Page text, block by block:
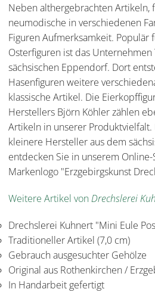
Neben althergebrachten Artikeln,
neumodische in verschiedenen
Figuren Aufmerksamkeit. Populär
Osterfiguren ist das
sächsischen Eppendorf. Dort
Hasenfiguren weitere
klassische Artikel. Die
Herstellers Björn Köhler zählen
Artikeln in unserer Produktvielfalt.
kleinere Hersteller aus dem
entdecken Sie in unserem
Markenlogo "Erzgebirgskunst
Weitere Artikel vonDrechslerei
Drechslerei Kuhnert "Mini Eule
Traditioneller Artikel (7,0 cm)
Gebrauch ausgesuchter Gehölze
Original aus Rothenkirchen /
In Handarbeit gefertigt